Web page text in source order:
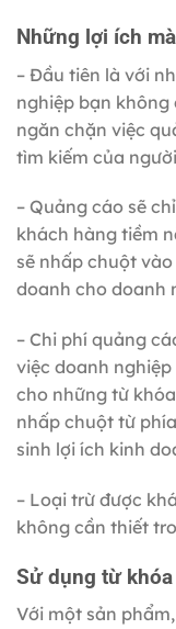
Những lợi ích
– Đầu tiên là với
nghiệp bạn không
ngăn chặn việc
tìm kiếm của
– Quảng cáo sẽ
khách hàng tiềm
sẽ nhấp chuột
doanh cho doanh
– Chi phí quảng
việc doanh
cho những từ
nhấp chuột từ
sinh lợi ích kinh
– Loại trừ được
không cần thiết
Sử dụng từ
Với một sản